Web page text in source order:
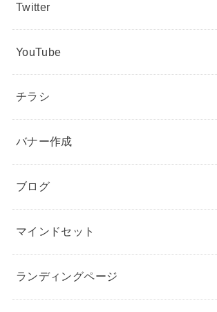
Twitter
YouTube
チラシ
バナー作成
ブログ
マインドセット
ランディングページ